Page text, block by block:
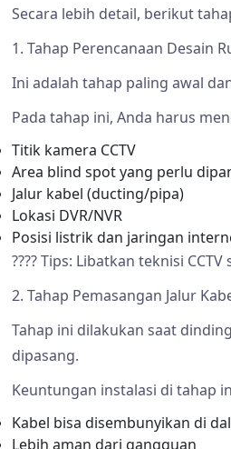
Secara lebih detail, berikut
1. Tahap Perencanaan Desain
Ini adalah tahap paling awal
Pada tahap ini, Anda harus
Titik kamera CCTV
Area blind spot yang perlu
Jalur kabel (ducting/pipa)
Lokasi DVR/NVR
Posisi listrik dan jaringan
???? Tips: Libatkan teknisi
2. Tahap Pemasangan Jalur
Tahap ini dilakukan saat
dipasang.
Keuntungan instalasi di tahap
Kabel bisa disembunyikan di
Lebih aman dari gangguan